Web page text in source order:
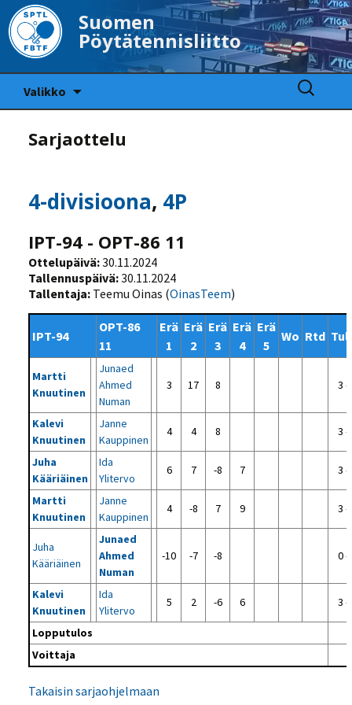
Suomen
Pöytätennisliitto
Valikko
Haku:
Sarjaottelu
4-divisioona, 4P
IPT-94 - OPT-86 11
Ottelupäivä:30.11.2024
Tallennuspäivä:30.11.2024
Tallentaja: Teemu Oinas (OinasTeem)
IPT-94
OPT-86
11
Erä
1
Erä
2
Erä
3
Erä
4
Erä
5
Wo Rtd
Martti
Knuutinen
Junaed
Ahmed
Numan
3 17 8 3 -
Kalevi
Knuutinen
Janne
Kauppinen
4 4 8 3 -
Juha
Kääriäinen
Ida
Ylitervo
6 7 -8 7 3 -
Martti
Knuutinen
Janne
Kauppinen
4 -8 7 9 3 -
Juha
Kääriäinen
Junaed
Ahmed
Numan
-10 -7 -8 0 -
Kalevi
Knuutinen
Ida
Ylitervo
5 2 -6 6 3 -
Lopputulos
Voittaja
Takaisin sarjaohjelmaan